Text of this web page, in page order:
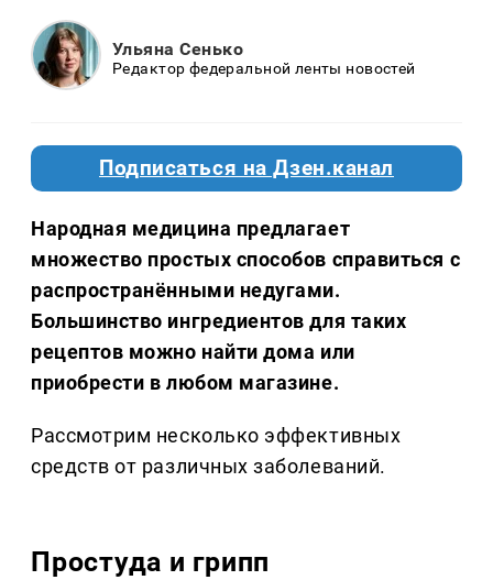
Ульяна Сенько
Редактор федеральной ленты новостей
Подписаться на Дзен.канал
Народная медицина предлагает
множество простых способов справиться с
распространёнными недугами.
Большинство ингредиентов для таких
рецептов можно найти дома или
приобрести в любом магазине.
Рассмотрим несколько эффективных
средств от различных заболеваний.
Простуда и грипп